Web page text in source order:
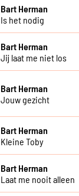
Bart Herman
Is het nodig
Bart Herman
Jij laat me niet los
Bart Herman
Jouw gezicht
Bart Herman
Kleine Toby
Bart Herman
Laat me nooit alleen